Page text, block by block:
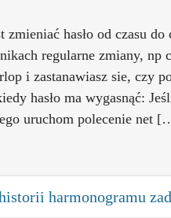
hasło od czasu
regularne zmiany, np
i zastanawiasz sie, czy
hasło ma wygasnąć:
uruchom polecenie net
harmonogramu